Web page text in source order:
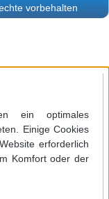
vorbehalten
ein optimales
Einige Cookies
erforderlich
Komfort oder der